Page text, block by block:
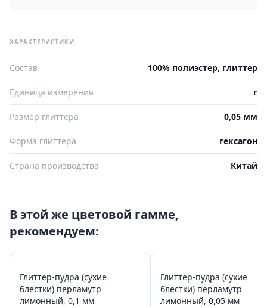
ХАРАКТЕРИСТИКИ
Состав 100% полиэстер, глиттер
Единица измерения г
Размер глиттера 0,05 мм
Форма глиттера гексагон
Страна производства Китай
В этой же цветовой гамме,
рекомендуем:
Глиттер-пудра (сухие
блестки) перламутр
лимонный, 0,1 мм
Глиттер-пудра (сухие
блестки) перламутр
лимонный, 0,05 мм